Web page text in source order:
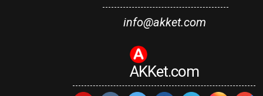
info@akket.com
AKKet.com